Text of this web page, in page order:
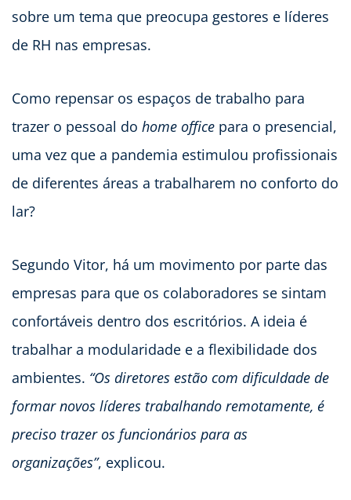
sobre um tema que preocupa gestores e líderes
de RH nas empresas.
Como repensar os espaços de trabalho para
trazer o pessoal do home office para o presencial,
uma vez que a pandemia estimulou profissionais
de diferentes áreas a trabalharem no conforto do
lar?
Segundo Vitor, há um movimento por parte das
empresas para que os colaboradores se sintam
confortáveis dentro dos escritórios. A ideia é
trabalhar a modularidade e a flexibilidade dos
ambientes. “Os diretores estão com dificuldade de
formar novos líderes trabalhando remotamente, é
preciso trazer os funcionários para as
organizações”, explicou.